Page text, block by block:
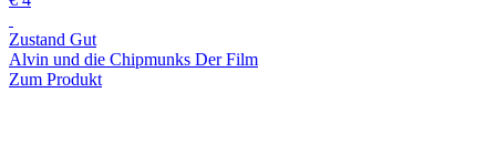
Zustand Gut
Alvin und die Chipmunks Der Film
Zum Produkt